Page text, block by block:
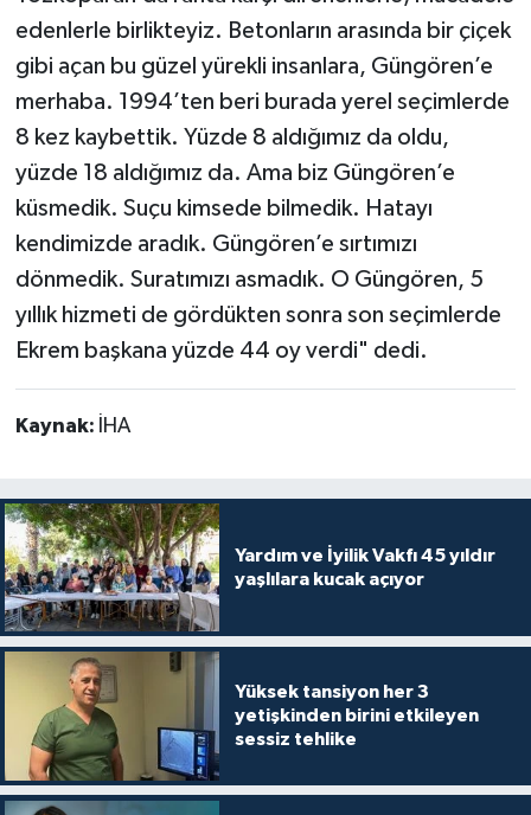
edenlerle birlikteyiz. Betonların arasında bir çiçek
gibi açan bu güzel yürekli insanlara, Güngören’e
merhaba. 1994’ten beri burada yerel seçimlerde
8 kez kaybettik. Yüzde 8 aldığımız da oldu,
yüzde 18 aldığımız da. Ama biz Güngören’e
küsmedik. Suçu kimsede bilmedik. Hatayı
kendimizde aradık. Güngören’e sırtımızı
dönmedik. Suratımızı asmadık. O Güngören, 5
yıllık hizmeti de gördükten sonra son seçimlerde
Ekrem başkana yüzde 44 oy verdi" dedi.
Kaynak: İHA
Yardım ve İyilik Vakfı 45 yıldır
yaşlılara kucak açıyor
Yüksek tansiyon her 3
yetişkinden birini etkileyen
sessiz tehlike